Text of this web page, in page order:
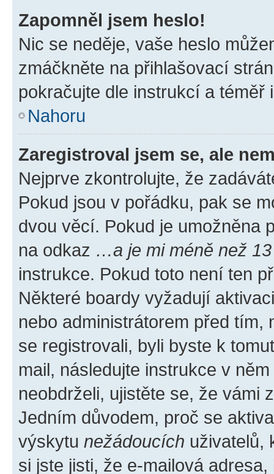
Zapomněl jsem heslo!
Nic se neděje, vaše heslo
zmáčkněte na přihlašovací
pokračujte dle instrukcí a téměř
Nahoru
Zaregistroval jsem se, ale
Nejprve zkontrolujte, že
Pokud jsou v pořádku, pak se
dvou věcí. Pokud je umožněna
na odkaz …a je mi méně než
instrukce. Pokud toto není ten
Některé boardy vyžadují
nebo administrátorem před tím,
se registrovali, byli byste k
mail, následujte instrukce v
neobdrželi, ujistěte se, že vámi
Jedním důvodem, proč se
výskytu nežádoucích uživatelů,
si jste jisti, že e-mailová